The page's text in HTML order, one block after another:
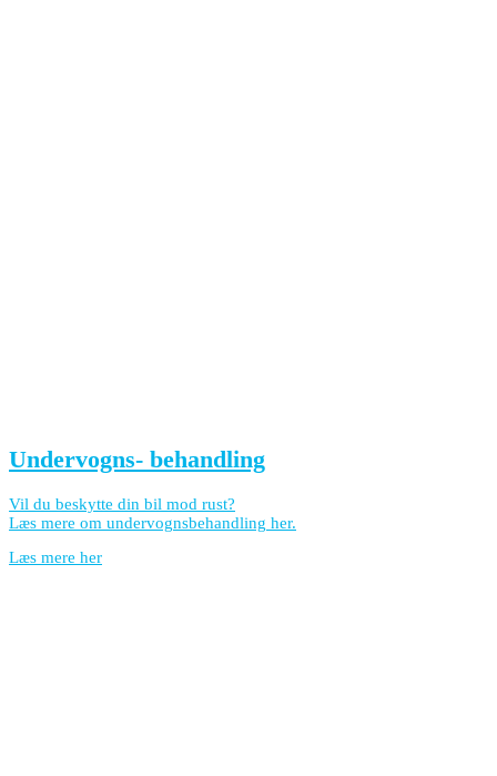
Undervogns- behandling
Vil du beskytte din bil mod rust?
Læs mere om undervognsbehandling her.
Læs mere her